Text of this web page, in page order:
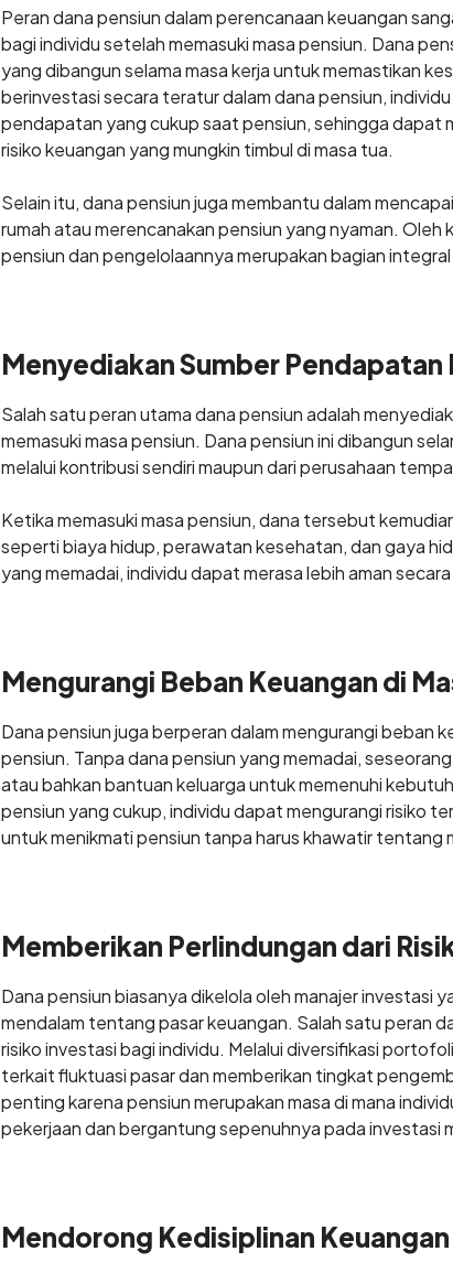
Peran dana pensiun dalam perencanaan keuangan
bagi individu setelah memasuki masa pensiun. Dana
yang dibangun selama masa kerja untuk memastikan
berinvestasi secara teratur dalam dana pensiun,
pendapatan yang cukup saat pensiun, sehingga dapat
risiko keuangan yang mungkin timbul di masa tua.
Selain itu, dana pensiun juga membantu dalam
rumah atau merencanakan pensiun yang nyaman.
pensiun dan pengelolaannya merupakan bagian
Menyediakan Sumber
Salah satu peran utama dana pensiun adalah
memasuki masa pensiun. Dana pensiun ini dibangun
melalui kontribusi sendiri maupun dari perusahaan
Ketika memasuki masa pensiun, dana tersebut
seperti biaya hidup, perawatan kesehatan, dan gaya
yang memadai, individu dapat merasa lebih aman
Mengurangi Beban Keuangan di
Dana pensiun juga berperan dalam mengurangi beban
pensiun. Tanpa dana pensiun yang memadai,
atau bahkan bantuan keluarga untuk memenuhi
pensiun yang cukup, individu dapat mengurangi risiko
untuk menikmati pensiun tanpa harus khawatir tentang
Memberikan Perlindungan dari
Dana pensiun biasanya dikelola oleh manajer investasi
mendalam tentang pasar keuangan. Salah satu peran
risiko investasi bagi individu. Melalui diversifikasi
terkait fluktuasi pasar dan memberikan tingkat
penting karena pensiun merupakan masa di mana
pekerjaan dan bergantung sepenuhnya pada investasi
Mendorong Kedisiplinan Keuangan